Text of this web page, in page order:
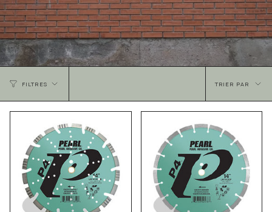
FILTRES
Trier
par
TRIER PAR